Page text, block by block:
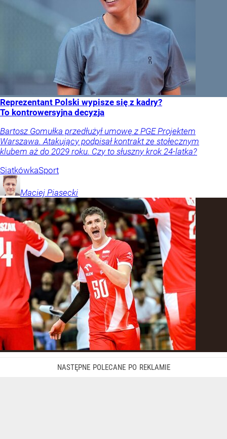
Reprezentant Polski wypisze się z kadry?
To kontrowersyjna decyzja
Bartosz Gomułka przedłużył umowę z PGE Projektem
Warszawa. Atakujący podpisał kontrakt ze stołecznym
klubem aż do 2029 roku. Czy to słuszny krok 24-latka?
SiatkówkaSport
Maciej Piasecki